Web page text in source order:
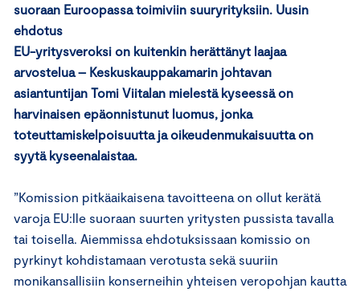
suoraan Euroopassa toimiviin suuryrityksiin. Uusin
ehdotus
EU-yritysveroksi on kuitenkin herättänyt laajaa
arvostelua – Keskuskauppakamarin johtavan
asiantuntijan Tomi Viitalan mielestä kyseessä on
harvinaisen epäonnistunut luomus, jonka
toteuttamiskelpoisuutta ja oikeudenmukaisuutta on
syytä kyseenalaistaa.
”Komission pitkäaikaisena tavoitteena on ollut kerätä
varoja EU:lle suoraan suurten yritysten pussista tavalla
tai toisella. Aiemmissa ehdotuksissaan komissio on
pyrkinyt kohdistamaan verotusta sekä suuriin
monikansallisiin konserneihin yhteisen veropohjan kautta